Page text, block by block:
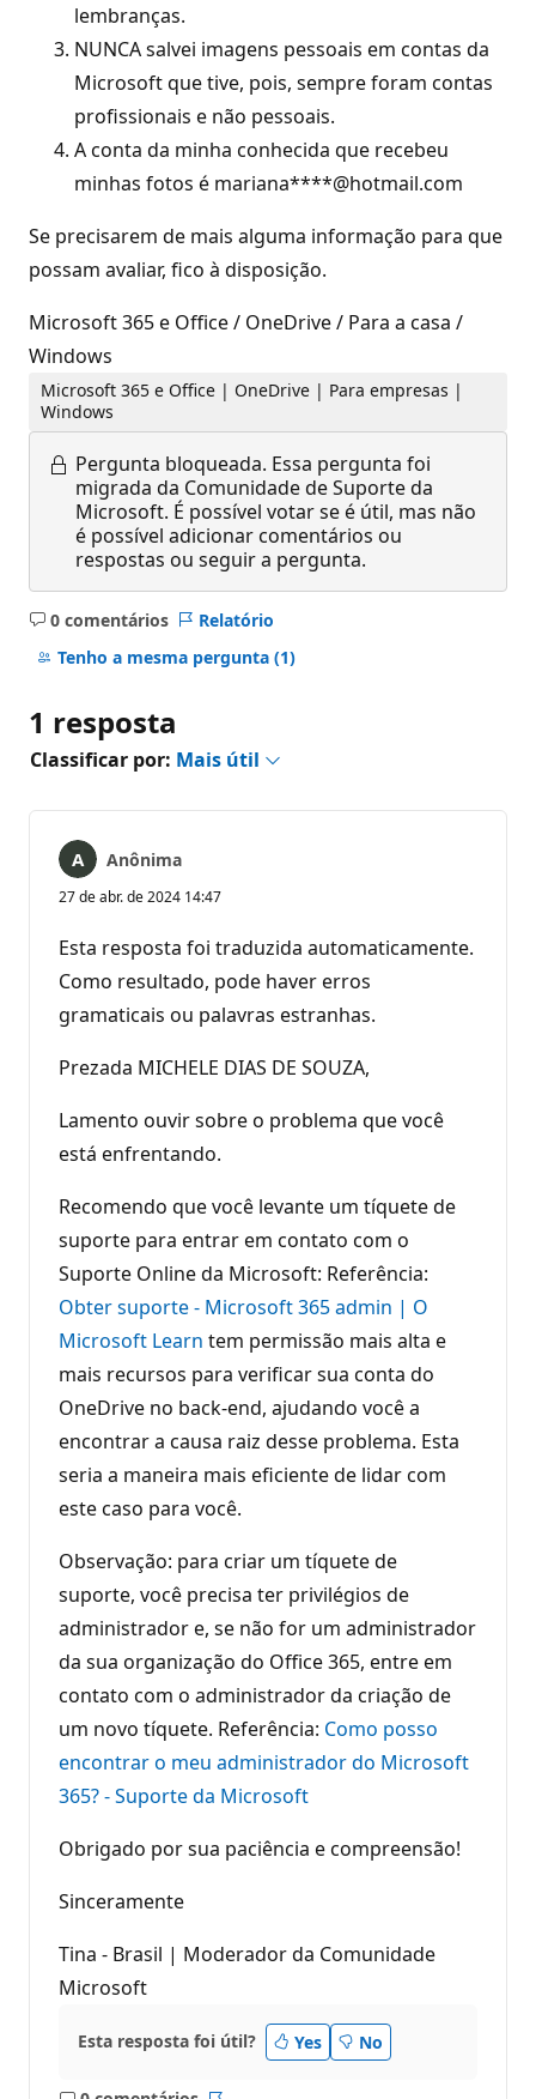
lembranças.
NUNCA salvei imagens pessoais em contas da
Microsoft que tive, pois, sempre foram contas
profissionais e não pessoais.
A conta da minha conhecida que recebeu
minhas fotos é mariana****@hotmail.com
Se precisarem de mais alguma informação para que
possam avaliar, fico à disposição.
Microsoft 365 e Office / OneDrive / Para a casa /
Windows
Microsoft 365 e Office | OneDrive | Para empresas |
Windows
Pergunta bloqueada. Essa pergunta foi
migrada da Comunidade de Suporte da
Microsoft. É possível votar se é útil, mas não
é possível adicionar comentários ou
respostas ou seguir a pergunta.
0 comentários
Sem
comentários
Relatório
Tenho a mesma pergunta (1)
1 resposta
Classificar por: Mais útil
Anônima
27 de abr. de 2024 14:47
Esta resposta foi traduzida automaticamente.
Como resultado, pode haver erros
gramaticais ou palavras estranhas.
Prezada MICHELE DIAS DE SOUZA,
Lamento ouvir sobre o problema que você
está enfrentando.
Recomendo que você levante um tíquete de
suporte para entrar em contato com o
Suporte Online da Microsoft: Referência:
Obter suporte - Microsoft 365 admin | O
Microsoft Learn tem permissão mais alta e
mais recursos para verificar sua conta do
OneDrive no back-end, ajudando você a
encontrar a causa raiz desse problema. Esta
seria a maneira mais eficiente de lidar com
este caso para você.
Observação: para criar um tíquete de
suporte, você precisa ter privilégios de
administrador e, se não for um administrador
da sua organização do Office 365, entre em
contato com o administrador da criação de
um novo tíquete. Referência: Como posso
encontrar o meu administrador do Microsoft
365? - Suporte da Microsoft
Obrigado por sua paciência e compreensão!
Sinceramente
Tina - Brasil | Moderador da Comunidade
Microsoft
Esta resposta foi útil? Yes No